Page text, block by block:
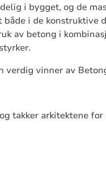
i bygget, og de
i de konstruktive
av betong i
verdig vinner av
takker arkitektene